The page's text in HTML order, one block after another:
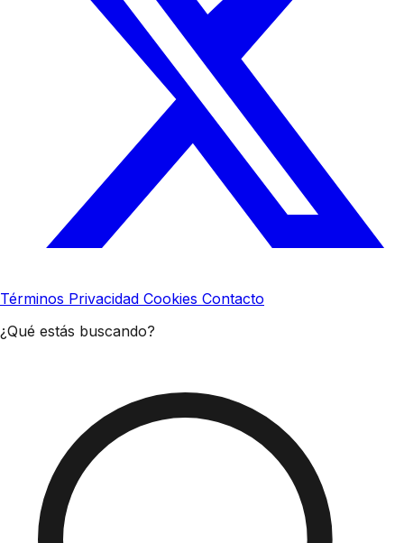
Términos Privacidad Cookies Contacto
¿Qué estás buscando?